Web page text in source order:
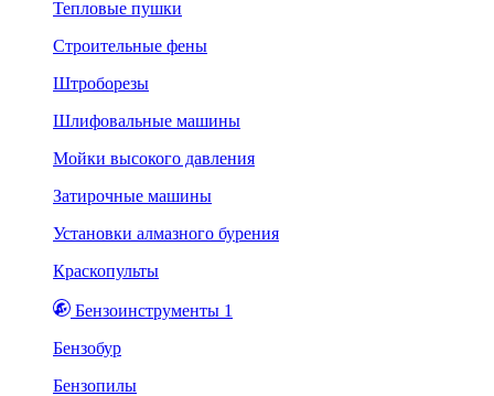
Тепловые пушки
Строительные фены
Штроборезы
Шлифовальные машины
Мойки высокого давления
Затирочные машины
Установки алмазного бурения
Краскопульты
Бензоинструменты 1
Бензобур
Бензопилы